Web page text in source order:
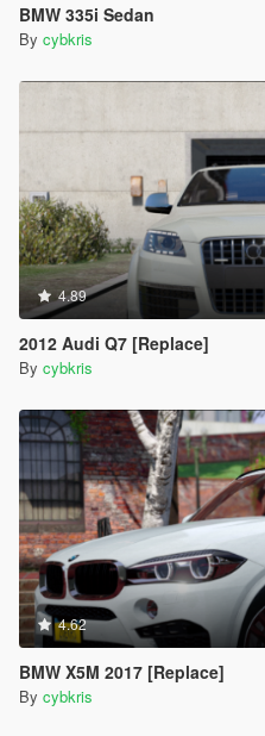
BMW 335i Sedan
By cybkris
4.89
2012 Audi Q7 [Replace]
By cybkris
4.62
BMW X5M 2017 [Replace]
By cybkris